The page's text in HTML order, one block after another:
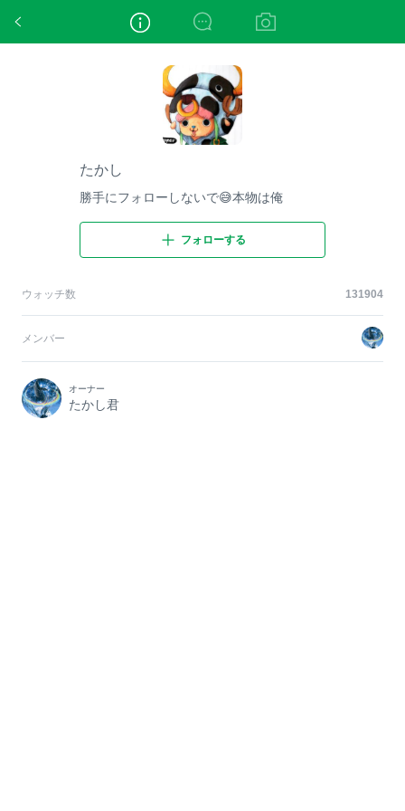
たかし
たかし
勝手にフォローしないで😅本物は俺
フォローする
ウォッチ数 131904
メンバー
オーナー
たかし君